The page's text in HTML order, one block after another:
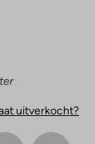
uitverkocht?